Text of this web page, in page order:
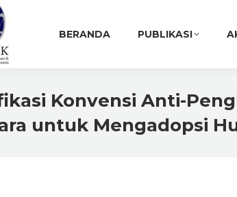
BERANDA PUBLIKASI
Konvensi Anti-
untuk Mengadopsi